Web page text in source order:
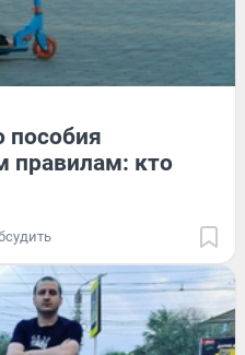
пособия
правилам: кто